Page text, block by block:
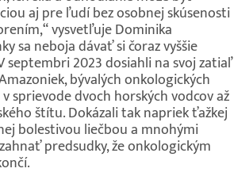
aj pre ľudí bez osobnej skúsenosti
vysvetľuje Dominika
sa neboja dávať si čoraz vyššie
septembri 2023 dosiahli na svoj zatiaľ
bývalých onkologických
sprievode dvoch horských vodcov až
štítu. Dokázali tak napriek ťažkej
bolestivou liečbou a mnohými
predsudky, že onkologickým